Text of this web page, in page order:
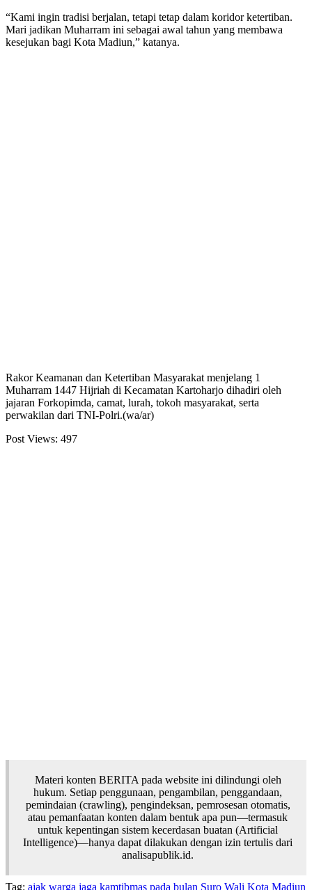
“Kami ingin tradisi berjalan, tetapi tetap dalam koridor ketertiban.
Mari jadikan Muharram ini sebagai awal tahun yang membawa
kesejukan bagi Kota Madiun,” katanya.
Rakor Keamanan dan Ketertiban Masyarakat menjelang 1
Muharram 1447 Hijriah di Kecamatan Kartoharjo dihadiri oleh
jajaran Forkopimda, camat, lurah, tokoh masyarakat, serta
perwakilan dari TNI-Polri.(wa/ar)
Post Views: 497
Materi konten BERITA pada website ini dilindungi oleh
hukum. Setiap penggunaan, pengambilan, penggandaan,
pemindaian (crawling), pengindeksan, pemrosesan otomatis,
atau pemanfaatan konten dalam bentuk apa pun—termasuk
untuk kepentingan sistem kecerdasan buatan (Artificial
Intelligence)—hanya dapat dilakukan dengan izin tertulis dari
analisapublik.id.
Tag: ajak warga jaga kamtibmas pada bulan Suro Wali Kota Madiun